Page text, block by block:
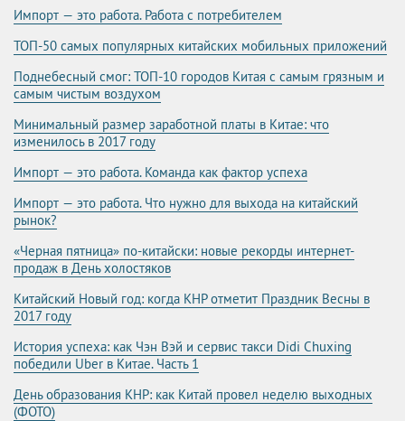
Импорт — это работа. Работа с потребителем
ТОП-50 самых популярных китайских мобильных приложений
Поднебесный смог: ТОП-10 городов Китая с самым грязным и
самым чистым воздухом
Минимальный размер заработной платы в Китае: что
изменилось в 2017 году
Импорт — это работа. Команда как фактор успеха
Импорт — это работа. Что нужно для выхода на китайский
рынок?
«Черная пятница» по-китайски: новые рекорды интернет-
продаж в День холостяков
Китайский Новый год: когда КНР отметит Праздник Весны в
2017 году
История успеха: как Чэн Вэй и сервис такси Didi Chuxing
победили Uber в Китае. Часть 1
День образования КНР: как Китай провел неделю выходных
(ФОТО)